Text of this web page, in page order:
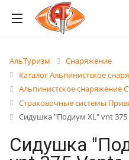
АльТуризм
Снаряжение
Каталог Альпинистское
Альпинистское снаряжение
Страховочные системы
Сидушка "Подиум XL" vnt 375
Сидушка